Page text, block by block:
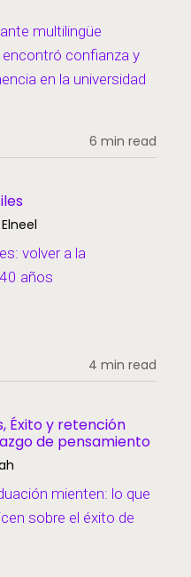
multilingüe
confianza y
en la universidad
6 min read
volver a la
años
4 min read
Éxito y retención
de pensamiento
mienten: lo que
sobre el éxito de